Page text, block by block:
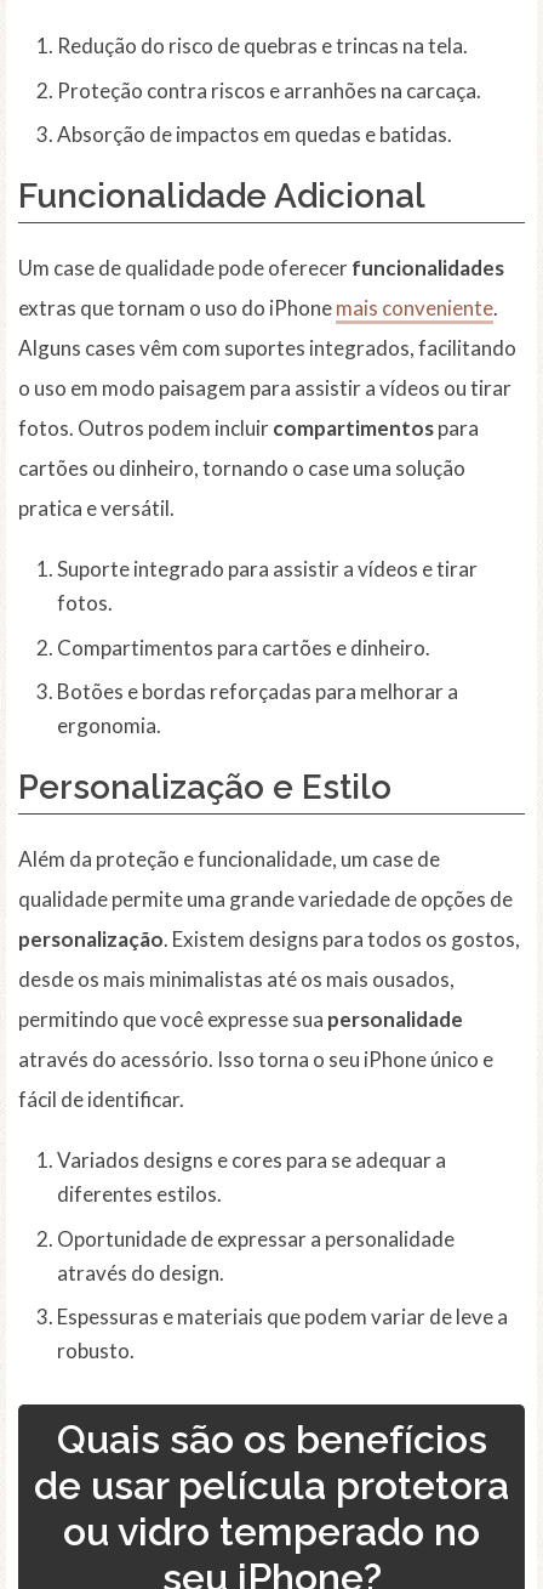
Redução do risco de quebras e trincas na tela.
Proteção contra riscos e arranhões na carcaça.
Absorção de impactos em quedas e batidas.
Funcionalidade Adicional
Um case de qualidade pode oferecerfuncionalidades
extras que tornam o uso do iPhonemais conveniente.
Alguns cases vêm com suportes integrados, facilitando
o uso em modo paisagem para assistir a vídeos ou tirar
fotos. Outros podem incluircompartimentospara
cartões ou dinheiro, tornando o case uma solução
pratica e versátil.
Suporte integrado para assistir a vídeos e tirar
fotos.
Compartimentos para cartões e dinheiro.
Botões e bordas reforçadas para melhorar a
ergonomia.
Personalização e Estilo
Além da proteção e funcionalidade, um case de
qualidade permite uma grande variedade de opções de
personalização. Existem designs para todos os gostos,
desde os mais minimalistas até os mais ousados,
permitindo que você expresse sua personalidade
através do acessório. Isso torna o seu iPhone único e
fácil de identificar.
Variados designs e cores para se adequar a
diferentes estilos.
Oportunidade de expressar a personalidade
através do design.
Espessuras e materiais que podem variar de leve a
robusto.
Quais são os benefícios
de usar película protetora
ou vidro temperado no
seu iPhone?